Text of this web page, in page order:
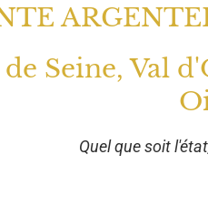
Seine, Val
Quel que soit